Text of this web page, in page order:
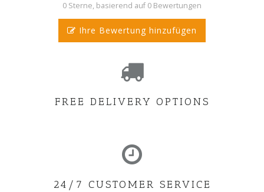
0 Sterne, basierend auf 0 Bewertungen
Ihre Bewertung hinzufügen
FREE DELIVERY OPTIONS
24/7 CUSTOMER SERVICE